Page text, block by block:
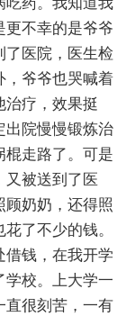
吃药。我知道我
更不幸的是爷爷
了医院，医生检
，爷爷也哭喊着
治疗，效果挺
出院慢慢锻炼治
棍走路了。可是
又被送到了医
顾奶奶，还得照
了不少的钱。
借钱，在我开学
学校。上大学一
直很刻苦，一有